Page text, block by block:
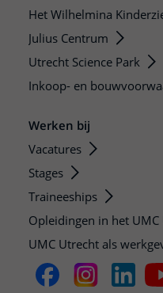
Het Wilhelmina
Julius Centrum
Utrecht Science Park
Inkoop- en
Werken bij
Vacatures
Stages
Traineeships
Opleidingen in het
UMC Utrecht als